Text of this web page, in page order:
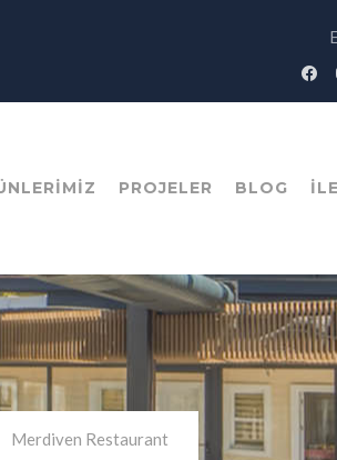
PROJELER BLOG
Merdiven Restaurant